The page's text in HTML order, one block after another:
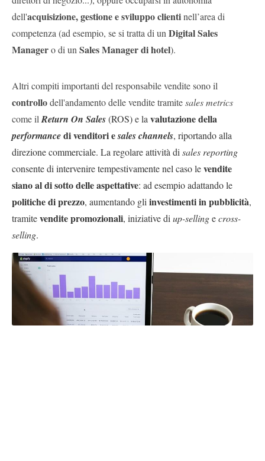
dell'acquisizione, gestione e sviluppo clientinell’area di
competenza (ad esempio, se si tratta di unDigital Sales
Managero di unSales Manager di hotel).
Altri compiti importanti del responsabile vendite sono il
controllodell'andamento delle vendite tramitesales metrics
come ilReturn On Sales(ROS) e lavalutazione della
performancedi venditori esales channels, riportando alla
direzione commerciale. La regolare attività disales reporting
consente di intervenire tempestivamente nel caso levendite
siano al di sotto delle aspettative: ad esempio adattando le
politiche di prezzo, aumentando gliinvestimenti in pubblicità,
tramitevendite promozionali, iniziative diup-sellingecross-
selling.